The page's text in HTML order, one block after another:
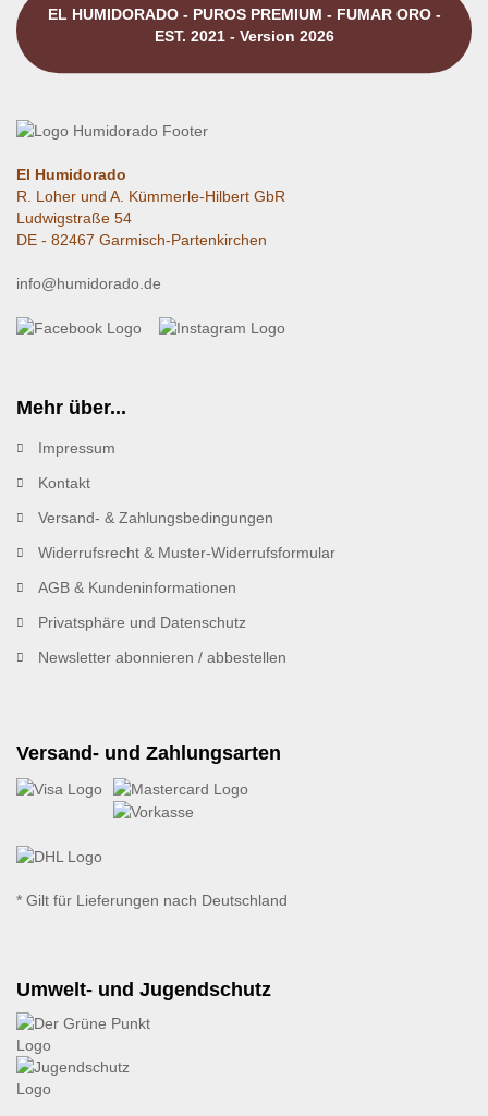
EL HUMIDORADO - PUROS PREMIUM - FUMAR ORO -
EST. 2021 - Version 2026
El Humidorado
R. Loher und A. Kümmerle-Hilbert GbR
Ludwigstraße 54
DE - 82467 Garmisch-Partenkirchen
info@humidorado.de
Mehr über...
Impressum
Kontakt
Versand- & Zahlungsbedingungen
Widerrufsrecht & Muster-Widerrufsformular
AGB & Kundeninformationen
Privatsphäre und Datenschutz
Newsletter abonnieren / abbestellen
Versand- und Zahlungsarten
* Gilt für Lieferungen nach Deutschland
Umwelt- und Jugendschutz